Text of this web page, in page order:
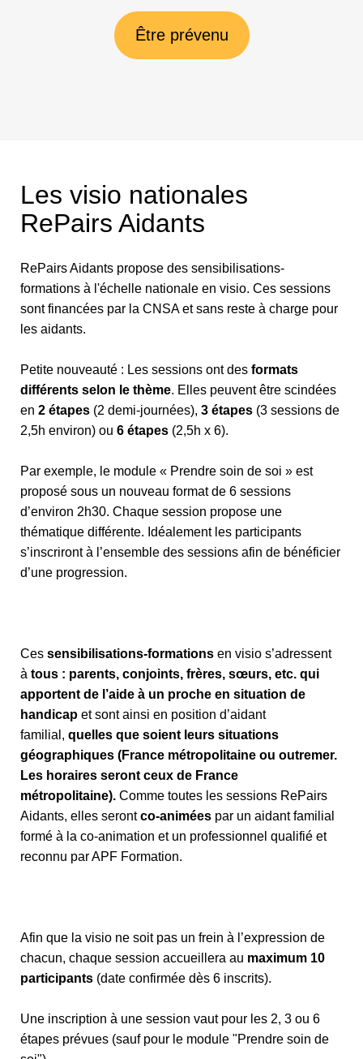
Être prévenu
Les visio nationales
RePairs Aidants
RePairs Aidants propose des sensibilisations-
formations à l'échelle nationale en visio. Ces sessions
sont financées par la CNSA et sans reste à charge pour
les aidants.
Petite nouveauté : Les sessions ont des formats
différents selon le thème. Elles peuvent être scindées
en 2 étapes (2 demi-journées), 3 étapes (3 sessions de
2,5h environ) ou 6 étapes (2,5h x 6).
Par exemple, le module « Prendre soin de soi » est
proposé sous un nouveau format de 6 sessions
d’environ 2h30. Chaque session propose une
thématique différente. Idéalement les participants
s’inscriront à l’ensemble des sessions afin de bénéficier
d’une progression.
Ces sensibilisations-formations en visio s’adressent
à tous : parents, conjoints, frères, sœurs, etc. qui
apportent de l’aide à un proche en situation de
handicap et sont ainsi en position d’aidant
familial, quelles que soient leurs situations
géographiques (France métropolitaine ou outremer.
Les horaires seront ceux de France
métropolitaine). Comme toutes les sessions RePairs
Aidants, elles serontco-animées par un aidant familial
formé à la co-animation et un professionnel qualifié et
reconnu par APF Formation.
Afin que la visio ne soit pas un frein à l’expression de
chacun, chaque session accueillera au maximum 10
participants (date confirmée dès 6 inscrits).
Une inscription à une session vaut pour les 2, 3 ou 6
étapes prévues (sauf pour le module "Prendre soin de